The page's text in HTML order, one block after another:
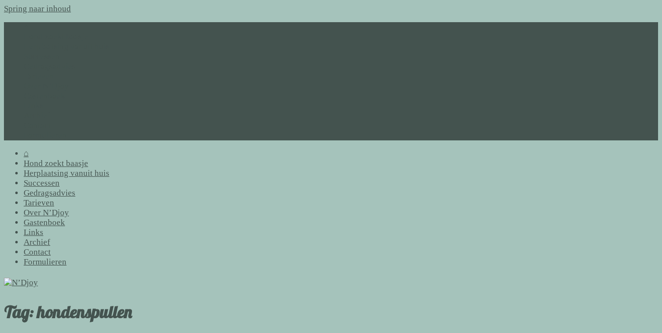
Spring naar inhoud
⌂
Hond zoekt baasje
Herplaatsing vanuit huis
Successen
Gedragsadvies
Tarieven
Over N’Djoy
Gastenboek
Links
Archief
Contact
Formulieren
Tag:hondenspullen